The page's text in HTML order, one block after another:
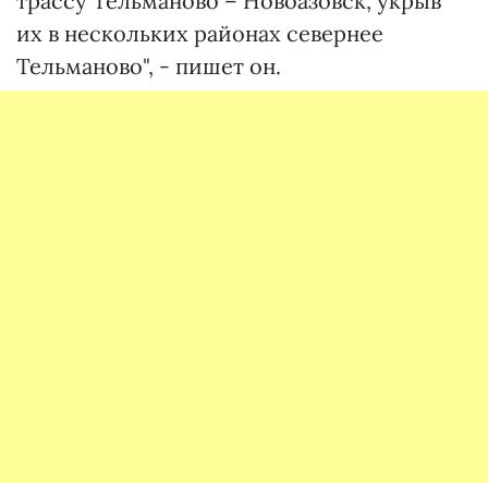
их в нескольких районах севернее
Тельманово", - пишет он.